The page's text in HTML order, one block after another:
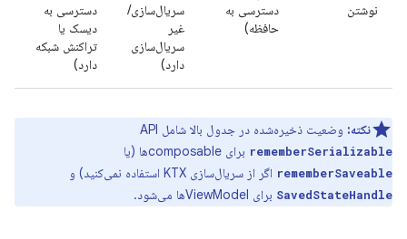
نوشتن
دسترسی به
حافظه)
سریال‌سازی/
غیر
سریال‌سازی
دارد)
دسترسی به
دیسک یا
تراکنش شبکه
دارد)
نکته: وضعیت ذخیره‌شده در جدول بالا شامل API
rememberSerializable برای composableها (یا
rememberSaveable اگر از سریال‌سازی KTX استفاده نمی‌کنید) و
SavedStateHandle برای ViewModelها می‌شود.